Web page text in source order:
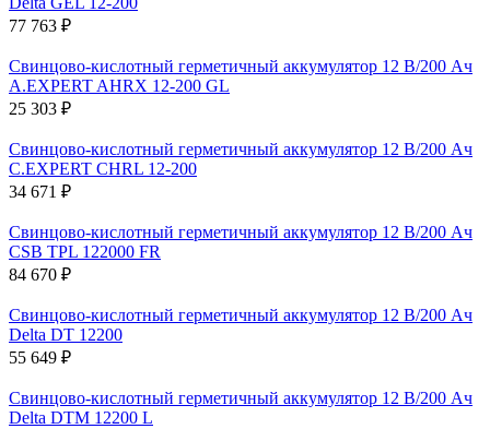
77 763 ₽
Свинцово-кислотный герметичный аккумулятор 12 В/200 Ач
A.EXPERT AHRX 12-200 GL
25 303 ₽
Свинцово-кислотный герметичный аккумулятор 12 В/200 Ач
C.EXPERT CHRL 12-200
34 671 ₽
Свинцово-кислотный герметичный аккумулятор 12 В/200 Ач
CSB TPL 122000 FR
84 670 ₽
Свинцово-кислотный герметичный аккумулятор 12 В/200 Ач
Delta DT 12200
55 649 ₽
Свинцово-кислотный герметичный аккумулятор 12 В/200 Ач
Delta DTM 12200 L